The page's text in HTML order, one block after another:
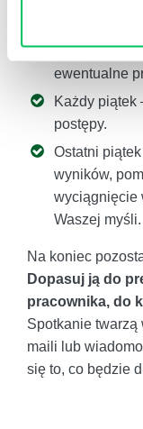
spotkań. W tym
Każdy
ewentualne
Każdy piątek
postępy.
Ostatni
wyników,
wyciągnięcie
Waszej myśli.
Na koniec
Dopasuj ją do
pracownika, do
Spotkanie twarzą
maili lub
się to, co będzie